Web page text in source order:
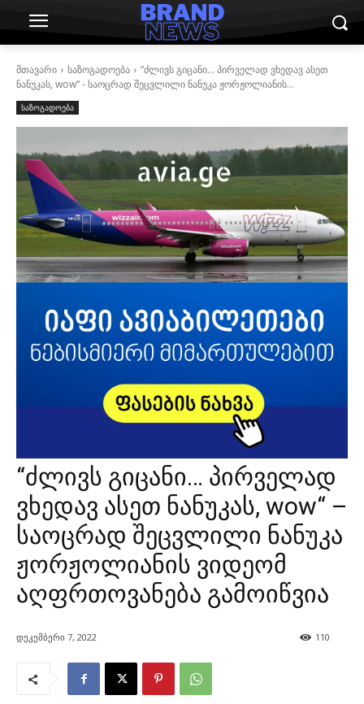
მთავარი საზოგადოება
“ძლივს გიცანი... პირველად ვხედავ ასეთ
ნანუკას, wow“ - საოცრად შეცვლილი ნანუკა ჟორჟოლიანის...
საზოგადოება
“ძლივს გიცანი… პირველად
ვხედავ ასეთ ნანუკას, wow“ –
საოცრად შეცვლილი ნანუკა
ჟორჟოლიანის ვიდეომ
აღფრთოვანება გამოიწვია
დეკემბერი 7, 2022 110